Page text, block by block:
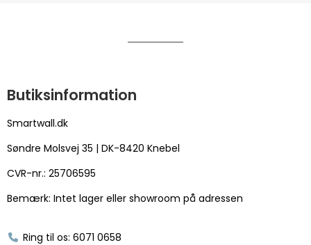
Butiksinformation
Smartwall.dk
Søndre Molsvej 35 | DK-8420 Knebel
CVR-nr.: 25706595
Bemærk: Intet lager eller showroom på adressen
Ring til os: 6071 0658